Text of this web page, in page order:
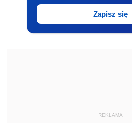
Zapisz się
REKLAMA